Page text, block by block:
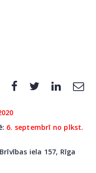
6. septembrī no plkst.
iela 157, Rīga